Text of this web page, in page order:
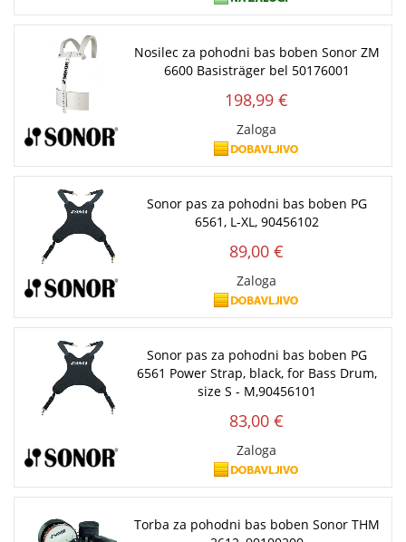
Nosilec za pohodni bas boben Sonor ZM
6600 Basisträger bel 50176001
198,99 €
Zaloga
Sonor pas za pohodni bas boben PG
6561, L-XL, 90456102
89,00 €
Zaloga
Sonor pas za pohodni bas boben PG
6561 Power Strap, black, for Bass Drum,
size S - M,90456101
83,00 €
Zaloga
Torba za pohodni bas boben Sonor THM